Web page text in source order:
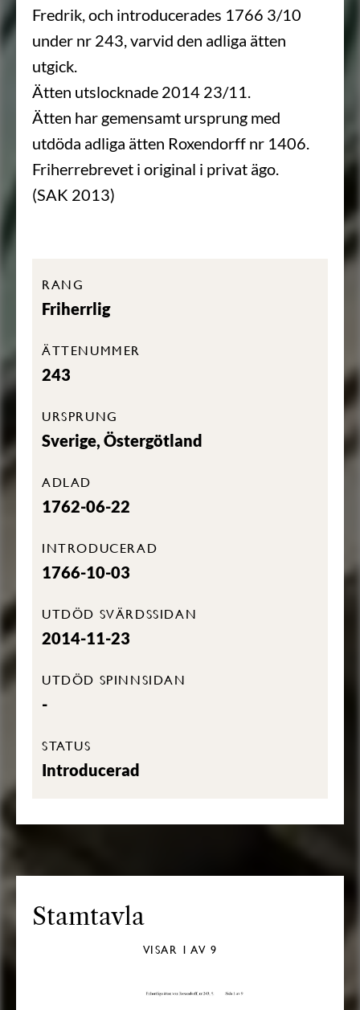
Fredrik, och introducerades 1766 3/10
under nr 243, varvid den adliga ätten
utgick.
Ätten utslocknade 2014 23/11.
Ätten har gemensamt ursprung med
utdöda adliga ätten Roxendorff nr 1406.
Friherrebrevet i original i privat ägo.
(SAK 2013)
RANG
Friherrlig
ÄTTENUMMER
243
URSPRUNG
Sverige, Östergötland
ADLAD
1762-06-22
INTRODUCERAD
1766-10-03
UTDÖD SVÄRDSSIDAN
2014-11-23
UTDÖD SPINNSIDAN
-
STATUS
Introducerad
Stamtavla
VISAR 1 AV 9